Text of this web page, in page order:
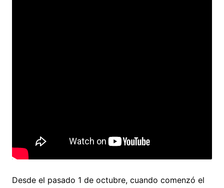
Desde el pasado 1 de octubre, cuando comenzó el